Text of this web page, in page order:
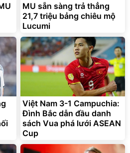
MU sẵn sàng trả thẳng
21,7 triệu bảng chiêu mộ
Lucumi
Việt Nam 3-1 Campuchia:
Đình Bắc dẫn đầu danh
sách Vua phá lưới ASEAN
Cup